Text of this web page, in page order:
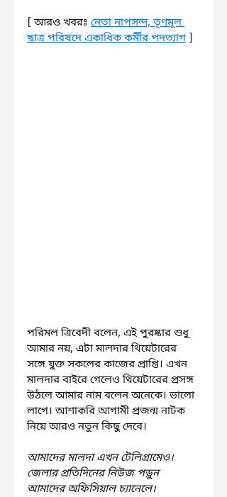
[ আরও খবরঃ নেতা নাপসন্দ, তৃণমূল
ছাত্র পরিষদে একাধিক কর্মীর পদত্যাগ ]
পরিমল ত্রিবেদী বলেন, এই পুরষ্কার শুধু
আমার নয়, এটা মালদার থিয়েটারের
সঙ্গে যুক্ত সকলের কাজের প্রাপ্তি। এখন
মালদার বাইরে গেলেও থিয়েটারের প্রসঙ্গ
উঠলে আমার নাম বলেন অনেকে। ভালো
লাগে। আশাকরি আগামী প্রজন্ম নাটক
নিয়ে আরও নতুন কিছু দেবে।
আমাদের মালদা এখন টেলিগ্রামেও।
জেলার প্রতিদিনের নিউজ পড়ুন
আমাদের অফিসিয়াল চ্যানেলে।